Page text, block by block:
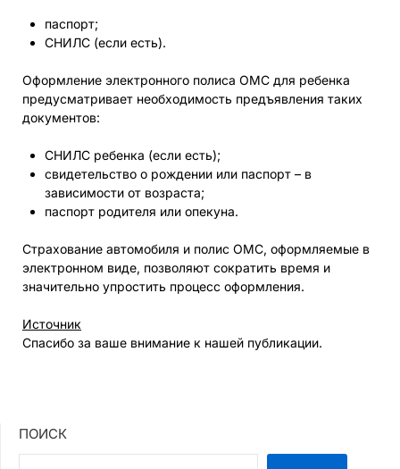
паспорт;
СНИЛС (если есть).
Оформление электронного полиса ОМС для ребенка
предусматривает необходимость предъявления таких
документов:
СНИЛС ребенка (если есть);
свидетельство о рождении или паспорт – в
зависимости от возраста;
паспорт родителя или опекуна.
Страхование автомобиля и полис ОМС, оформляемые в
электронном виде, позволяют сократить время и
значительно упростить процесс оформления.
Источник
Спасибо за ваше внимание к нашей публикации.
ПОИСК